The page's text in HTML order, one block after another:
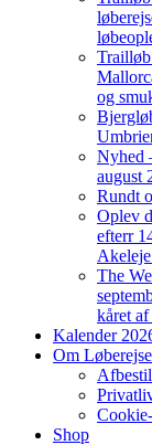
og
Nyhed
august
Rundt
Oplev
efterr
The
kåret
Kalender
Om
Shop